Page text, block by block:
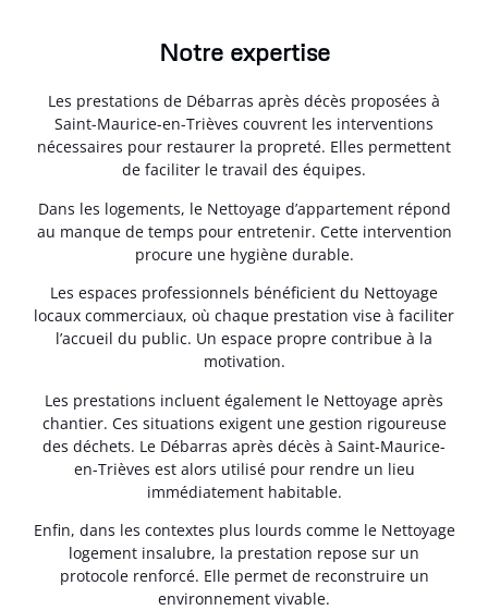
Notre expertise
Les prestations de Débarras après décès proposées à
Saint-Maurice-en-Trièves couvrent les interventions
nécessaires pour restaurer la propreté. Elles permettent
de faciliter le travail des équipes.
Dans les logements, le Nettoyage d’appartement répond
au manque de temps pour entretenir. Cette intervention
procure une hygiène durable.
Les espaces professionnels bénéficient du Nettoyage
locaux commerciaux, où chaque prestation vise à faciliter
l’accueil du public. Un espace propre contribue à la
motivation.
Les prestations incluent également le Nettoyage après
chantier. Ces situations exigent une gestion rigoureuse
des déchets. Le Débarras après décès à Saint-Maurice-
en-Trièves est alors utilisé pour rendre un lieu
immédiatement habitable.
Enfin, dans les contextes plus lourds comme le Nettoyage
logement insalubre, la prestation repose sur un
protocole renforcé. Elle permet de reconstruire un
environnement vivable.